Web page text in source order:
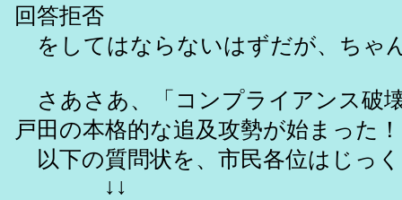
回答拒否
をしてはならないはずだが、ちゃ
さあさあ、「コンプライアンス破
戸田の本格的な追及攻勢が始まった！
以下の質問状を、市民各位はじっ
↓↓